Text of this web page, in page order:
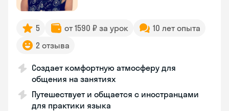
5 от 1590 ₽ за урок
10 лет опыта
2 отзыва
Создает комфортную атмосферу для
общения на занятиях
Путешествует и общается с иностранцами
для практики языка